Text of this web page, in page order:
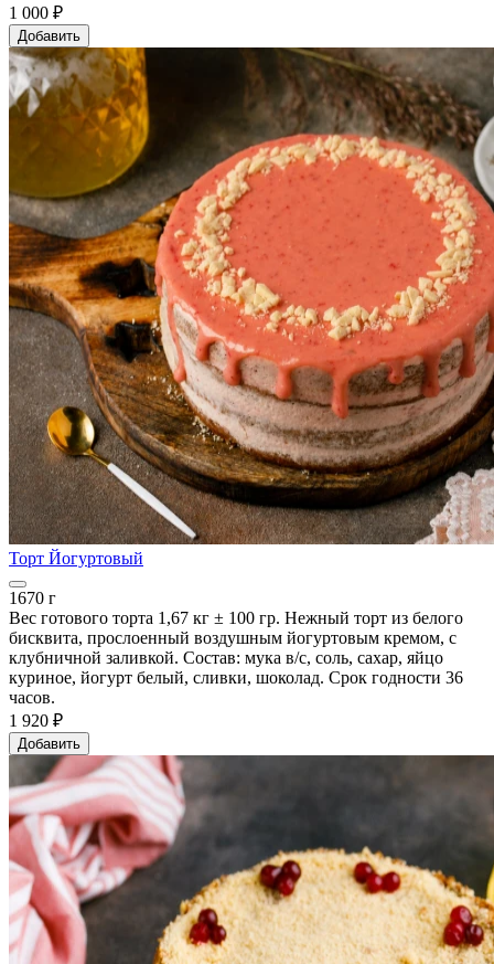
1 000 ₽
Добавить
Торт Йогуртовый
1670 г
Вес готового торта 1,67 кг ± 100 гр. Нежный торт из белого
бисквита, прослоенный воздушным йогуртовым кремом, с
клубничной заливкой. Состав: мука в/с, соль, сахар, яйцо
куриное, йогурт белый, сливки, шоколад. Срок годности 36
часов.
1 920 ₽
Добавить